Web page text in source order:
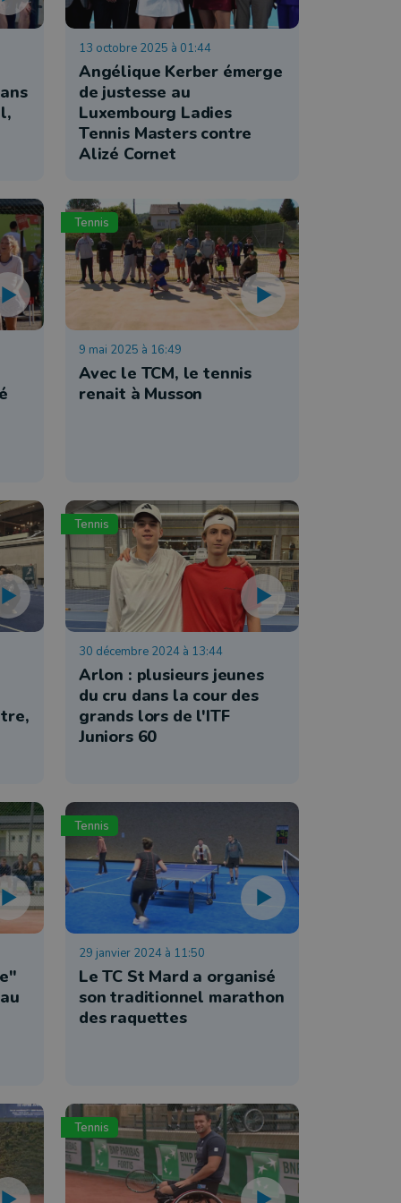
13 octobre 2025 à 01:44
Angélique Kerber émerge
de justesse au
Luxembourg Ladies
Tennis Masters contre
Alizé Cornet
Tennis
9 mai 2025 à 16:49
Avec le TCM, le tennis
renait à Musson
Tennis
30 décembre 2024 à 13:44
Arlon : plusieurs jeunes
du cru dans la cour des
grands lors de l'ITF
Juniors 60
Tennis
29 janvier 2024 à 11:50
Le TC St Mard a organisé
son traditionnel marathon
des raquettes
Tennis